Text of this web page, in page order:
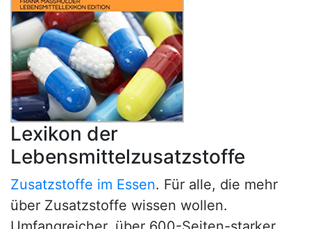
Lexikon der
Lebensmittelzusatzstoffe
Zusatzstoffe im Essen. Für alle, die mehr
über Zusatzstoffe wissen wollen.